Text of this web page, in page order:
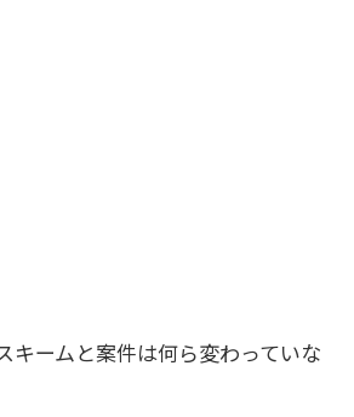
キームと案件は何ら変わっていな